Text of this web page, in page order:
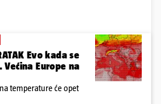
Evo kada se
Europe na
temperature će opet